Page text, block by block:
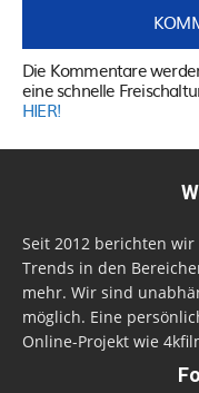
Die Kommentare
eine schnelle
HIER!
Seit 2012 berichten
Trends in den
mehr. Wir sind
möglich. Eine
Online-Projekt wie